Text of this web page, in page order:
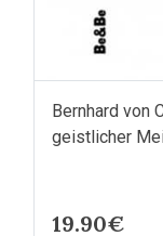
Bernhard von
geistlicher
19.90€